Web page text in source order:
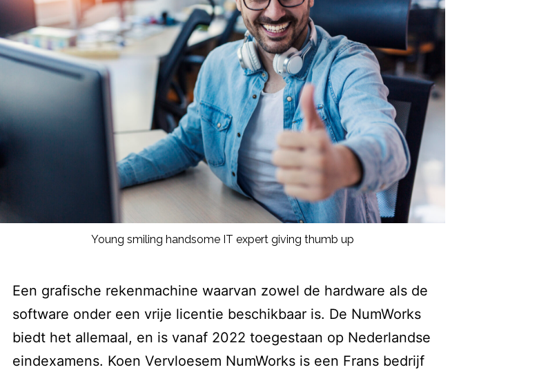
Young smiling handsome IT expert giving thumb up
Een grafische rekenmachine waarvan zowel de hardware als de
software onder een vrije licentie beschikbaar is. De NumWorks
biedt het allemaal, en is vanaf 2022 toegestaan op Nederlandse
eindexamens. Koen Vervloesem NumWorks is een Frans bedrijf